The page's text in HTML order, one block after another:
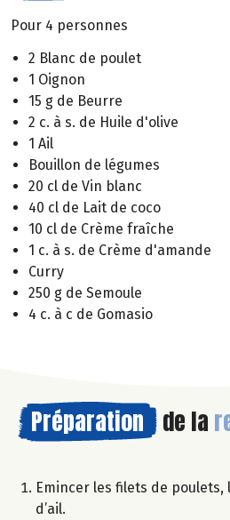
Pour 4 personnes
2 Blanc de poulet
1 Oignon
15 g de Beurre
2 c. à s. de Huile d'olive
1 Ail
Bouillon de légumes
20 cl de Vin blanc
40 cl de Lait de coco
10 cl de Crème fraîche
1 c. à s. de Crème d'amande
Curry
250 g de Semoule
4 c. à c de Gomasio
Préparation de la
Emincer les filets de poulets,
d’ail.